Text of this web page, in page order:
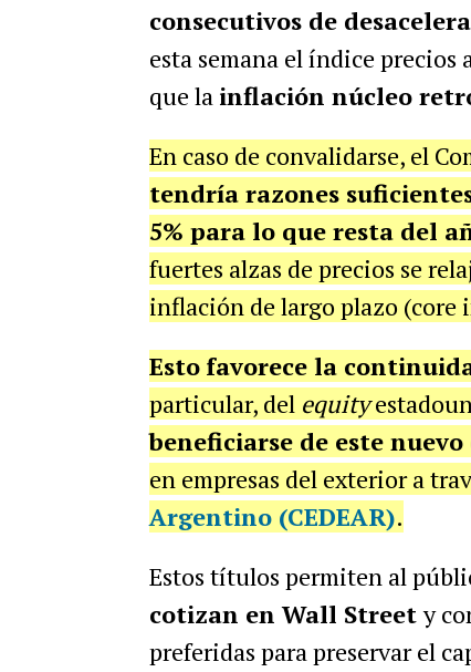
consecutivos de
esta semana el índice
que la inflación núcleo
En caso de convalidarse, el
tendría razones
5% para lo que resta del
fuertes alzas de precios se
inflación de largo plazo (core
Esto favorece la
particular, del equity
beneficiarse de este nuevo
en empresas del exterior a
Argentino (CEDEAR).
Estos títulos permiten al
cotizan en Wall Streety
preferidas para preservar el